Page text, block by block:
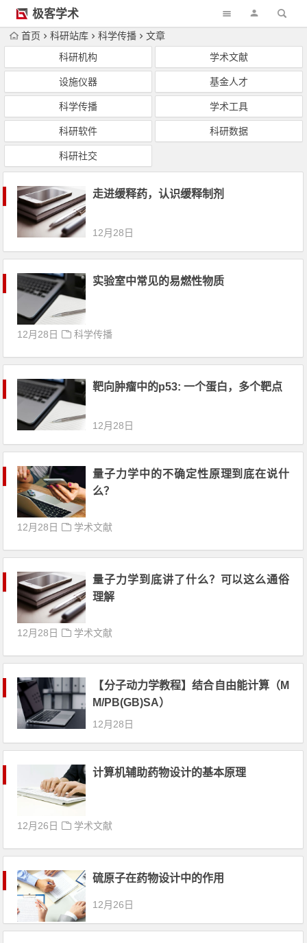
极客学术
首页 科研站库 科学传播
文章
科研机构
学术文献
设施仪器 基金人才
科学传播 学术工具
科研软件 科研数据
科研社交
走进缓释药，认识缓释制剂
12月28日
实验室中常见的易燃性物质
12月28日 科学传播
靶向肿瘤中的p53: 一个蛋白，多个靶点
12月28日
量子力学中的不确定性原理到底在说什
么？
12月28日 学术文献
量子力学到底讲了什么？可以这么通俗
理解
12月28日 学术文献
【分子动力学教程】结合自由能计算（M
M/PB(GB)SA）
12月28日
计算机辅助药物设计的基本原理
12月26日 学术文献
硫原子在药物设计中的作用
12月26日